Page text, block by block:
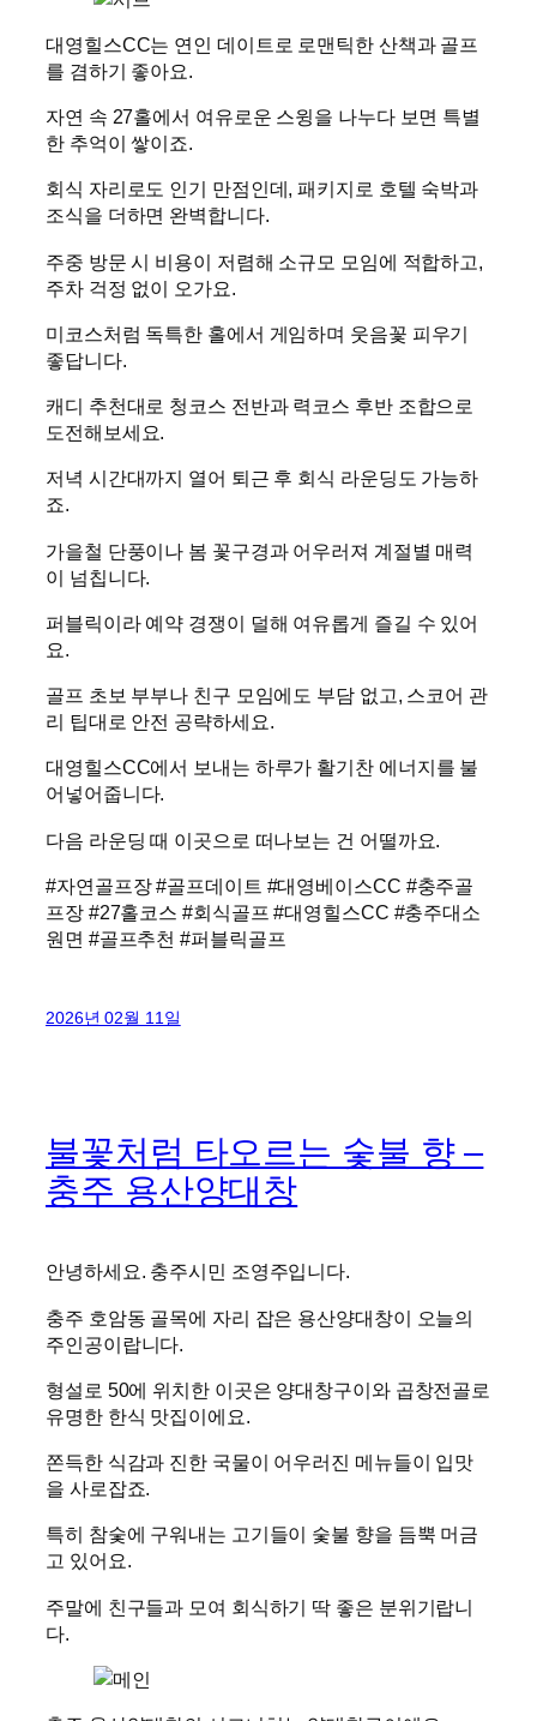
대영힐스CC는 연인 데이트로 로맨틱한 산책과 골프
를 겸하기 좋아요.
자연 속 27홀에서 여유로운 스윙을 나누다 보면 특별
한 추억이 쌓이죠.
회식 자리로도 인기 만점인데, 패키지로 호텔 숙박과
조식을 더하면 완벽합니다.
주중 방문 시 비용이 저렴해 소규모 모임에 적합하고,
주차 걱정 없이 오가요.
미코스처럼 독특한 홀에서 게임하며 웃음꽃 피우기
좋답니다.
캐디 추천대로 청코스 전반과 력코스 후반 조합으로
도전해보세요.
저녁 시간대까지 열어 퇴근 후 회식 라운딩도 가능하
죠.
가을철 단풍이나 봄 꽃구경과 어우러져 계절별 매력
이 넘칩니다.
퍼블릭이라 예약 경쟁이 덜해 여유롭게 즐길 수 있어
요.
골프 초보 부부나 친구 모임에도 부담 없고, 스코어 관
리 팁대로 안전 공략하세요.
대영힐스CC에서 보내는 하루가 활기찬 에너지를 불
어넣어줍니다.
다음 라운딩 때 이곳으로 떠나보는 건 어떨까요.
#자연골프장 #골프데이트 #대영베이스CC #충주골
프장 #27홀코스 #회식골프 #대영힐스CC #충주대소
원면 #골프추천 #퍼블릭골프
2026년 02월 11일
불꽃처럼 타오르는 숯불 향 –
충주 용산양대창
안녕하세요. 충주시민 조영주입니다.
충주 호암동 골목에 자리 잡은 용산양대창이 오늘의
주인공이랍니다.
형설로 50에 위치한 이곳은 양대창구이와 곱창전골로
유명한 한식 맛집이에요.
쫀득한 식감과 진한 국물이 어우러진 메뉴들이 입맛
을 사로잡죠.
특히 참숯에 구워내는 고기들이 숯불 향을 듬뿍 머금
고 있어요.
주말에 친구들과 모여 회식하기 딱 좋은 분위기랍니
다.